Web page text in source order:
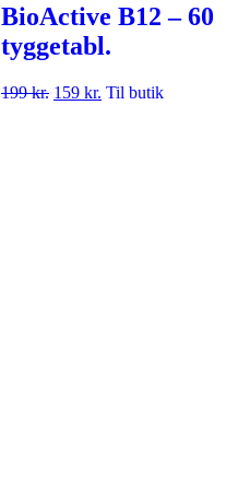
BioActive B12 – 60
tyggetabl.
199kr. 159 kr. Til butik